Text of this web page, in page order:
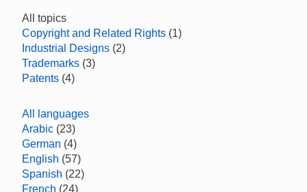
All topics
Copyright and Related Rights (1)
Industrial Designs (2)
Trademarks (3)
Patents (4)
All languages
Arabic (23)
German (4)
English (57)
Spanish (22)
French (24)